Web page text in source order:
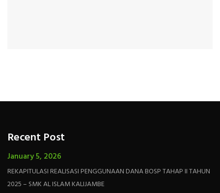
Recent Post
January 5, 2026
REKAPITULASI REALISASI PENGGUNAAN DANA BOSP TAHAP II TAHUN
2025 – SMK AL ISLAM KALIJAMBE